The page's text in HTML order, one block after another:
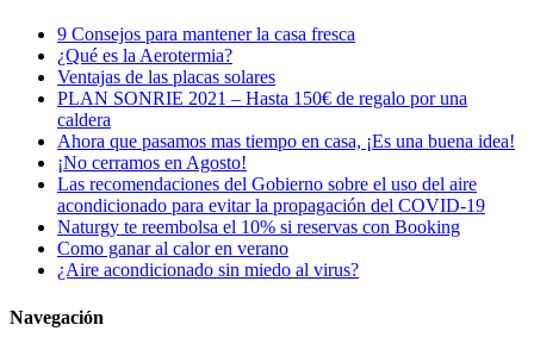
9 Consejos para mantener la casa fresca
¿Qué es la Aerotermia?
Ventajas de las placas solares
PLAN SONRIE 2021 – Hasta 150€ de regalo por una
caldera
Ahora que pasamos mas tiempo en casa, ¡Es una buena idea!
¡No cerramos en Agosto!
Las recomendaciones del Gobierno sobre el uso del aire
acondicionado para evitar la propagación del COVID-19
Naturgy te reembolsa el 10% si reservas con Booking
Como ganar al calor en verano
¿Aire acondicionado sin miedo al virus?
Navegación